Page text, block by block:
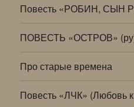
Повесть «РОБИН, СЫН
ПОВЕСТЬ «ОСТРОВ»
Про старые времена
Повесть «ЛЧК» (Любовь